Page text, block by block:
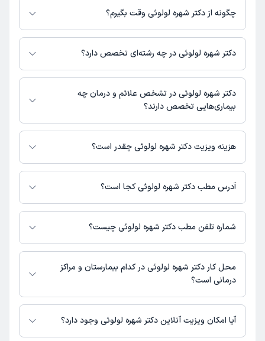
چگونه از دکتر شهره لولوئی وقت بگیرم؟
در صورتی کهدکتر شهره لولوئیدارای پروفایل فعال و نوبت‌دهی باز در پلتفرم
دکترتو باشند، می‌توانید از طریق این پلتفرم برای دریافت نوبت اقدام کنید. در
مطب، شماره تماس، برنامه حضور در مطب، تصاویر پزشک، ساعات کاری و سایر
اطلاعات مرتبط با خدمات پزشکی و نوبت‌گیری ممکن است در پروفایل ایشان در
دکترتو در دسترس باشد
دکتر شهره لولوئی در چه رشته‌ای تخصص دارد؟
دکتر شهره لولوئی در رشته‌های زیر (پزشکی) تخصص دارند:
زنان و زایمان
عمومی
دکتر شهره لولوئی در تشخص علائم و درمان چه
بیماری‌هایی تخصص دارند؟
دکتر شهره لولوئی در تشخیص علائم و درمان بیماری‌های مرتبط با زنان و زایمان,
عمومی فعالیت می‌کنند.
هزینه ویزیت دکتر شهره لولوئی چقدر است؟
برای اطلاع از هزینه ویزیت دکتر شهره لولوئی، لازم است با مطب تماس بگیرید.
آدرس مطب دکتر شهره لولوئی کجا است؟
دکتر شهره لولوئی 1 مطب فعال دارند. آدرس مطب‌های دکتر شهره لولوئی به شرح
زیر است.
شماره تلفن مطب دکتر شهره لولوئی چیست؟
مطب فرمانیه : 02136603076,09120525864
محل کار دکتر شهره لولوئی در کدام بیمارستان و مراکز
درمانی است؟
اطلاعاتی درباره محل فعالیت دکتر شهره لولوئی در مراکز درمانی در دسترس
نیست.
آیا امکان ویزیت آنلاین دکتر شهره لولوئی وجود دارد؟